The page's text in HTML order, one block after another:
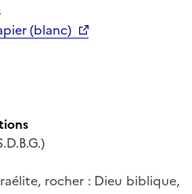
(blanc)
rocher : Dieu biblique,